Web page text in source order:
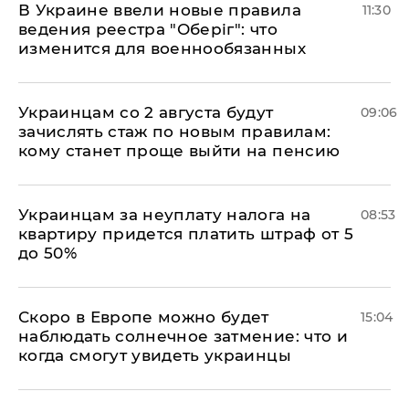
В Украине ввели новые правила
ведения реестра "Оберіг": что
изменится для военнообязанных
11:30
Украинцам со 2 августа будут
зачислять стаж по новым правилам:
кому станет проще выйти на пенсию
09:06
Украинцам за неуплату налога на
квартиру придется платить штраф от 5
до 50%
08:53
Скоро в Европе можно будет
наблюдать солнечное затмение: что и
когда смогут увидеть украинцы
15:04